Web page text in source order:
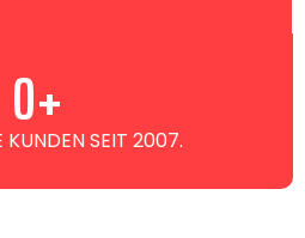
KUNDEN SEIT 2007.
0+